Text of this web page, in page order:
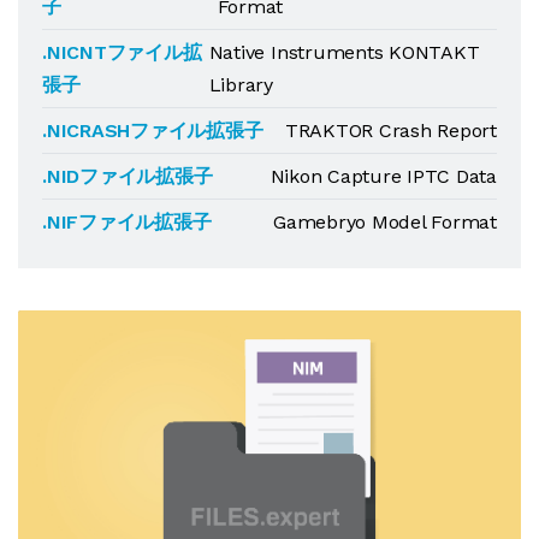
子
Format
.NICNTファイル拡
張子
Native Instruments KONTAKT
Library
.NICRASHファイル拡張子
TRAKTOR Crash Report
.NIDファイル拡張子
Nikon Capture IPTC Data
.NIFファイル拡張子
Gamebryo Model Format